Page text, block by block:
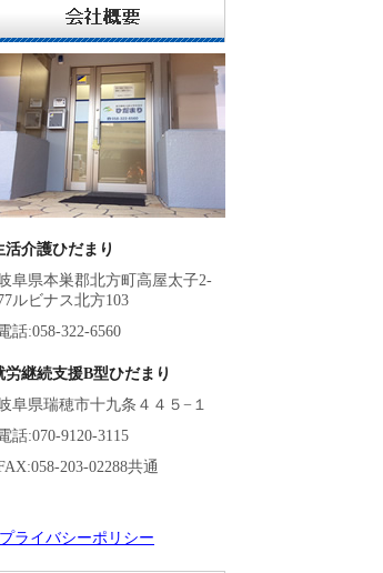
活介護ひだまり
阜県本巣郡北方町高屋太子2-
ルビナス北方103
話:058-322-6560
労継続支援B型ひだまり
阜県瑞穂市十九条４４５−１
話:070-9120-3115
203-02288共通
ライバシーポリシー